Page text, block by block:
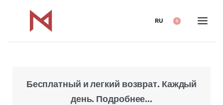
RU 0
Бесплатный и легкий возврат. Каждый
день. Подробнее...